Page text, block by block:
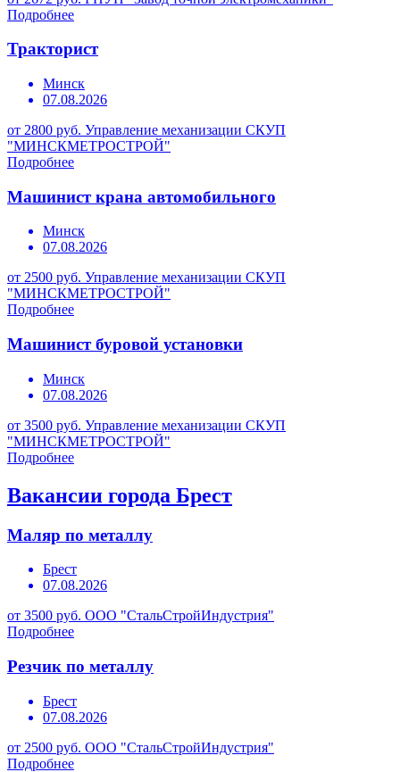
Подробнее
Тракторист
Минск
07.08.2026
от 2800 руб. Управление механизации СКУП
"МИНСКМЕТРОСТРОЙ"
Подробнее
Машинист крана автомобильного
Минск
07.08.2026
от 2500 руб. Управление механизации СКУП
"МИНСКМЕТРОСТРОЙ"
Подробнее
Машинист буровой установки
Минск
07.08.2026
от 3500 руб. Управление механизации СКУП
"МИНСКМЕТРОСТРОЙ"
Подробнее
Вакансии города Брест
Маляр по металлу
Брест
07.08.2026
от 3500 руб. ООО "СтальСтройИндустрия"
Подробнее
Резчик по металлу
Брест
07.08.2026
от 2500 руб. ООО "СтальСтройИндустрия"
Подробнее